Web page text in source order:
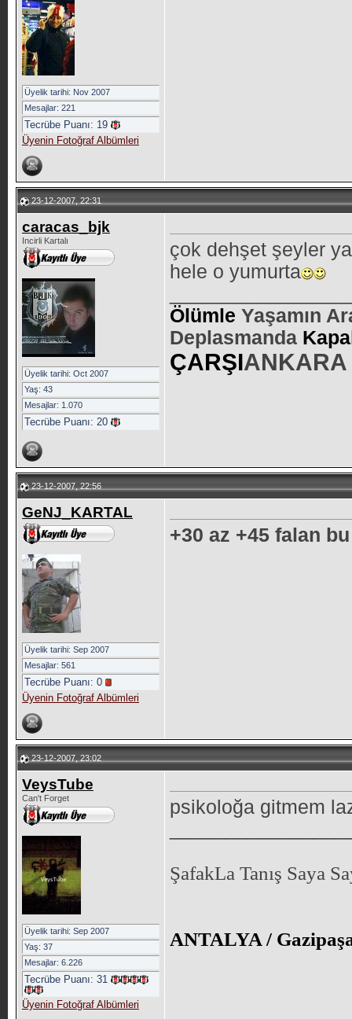
Üyelik tarihi: Nov 2007
Mesajlar: 221
Tecrübe Puanı: 19
Üyenin Fotoğraf Albümleri
23-12-2007, 22:31
caracas_bjk
Incirli Kartalı
Üyelik tarihi: Oct 2007
Yaş: 43
Mesajlar: 1.070
Tecrübe Puanı: 20
çok dehşet şeyler
hele o yumurta
Ölümle Yaşamın
Deplasmanda
ÇARŞIANKARA
23-12-2007, 22:56
GeNJ_KARTAL
Üyelik tarihi: Sep 2007
Mesajlar: 561
Tecrübe Puanı: 0
Üyenin Fotoğraf Albümleri
+30 az +45 falan
23-12-2007, 23:02
VeysTube
Can't Forget
Üyelik tarihi: Sep 2007
Yaş: 37
Mesajlar: 6.226
Tecrübe Puanı: 31
Üyenin Fotoğraf Albümleri
psikoloğa gitmem
ŞafakLa Tanış Saya
ANTALYA /